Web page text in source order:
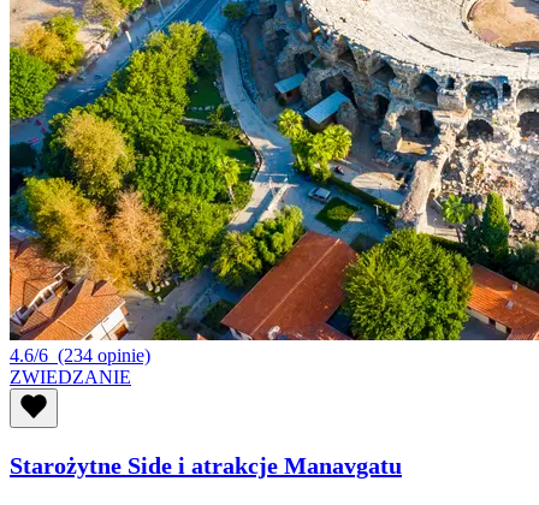
4.6/6 (234 opinie)
ZWIEDZANIE
Starożytne Side i atrakcje Manavgatu